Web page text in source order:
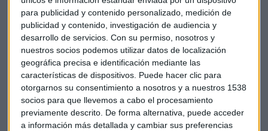
para publicidad y contenido personalizado, medición de
publicidad y contenido, investigación de audiencia y
desarrollo de servicios. Con su permiso, nosotros y
nuestros socios podemos utilizar datos de localización
geográfica precisa e identificación mediante las
características de dispositivos. Puede hacer clic para
otorgarnos su consentimiento a nosotros y a nuestros 1538
socios para que llevemos a cabo el procesamiento
previamente descrito. De forma alternativa, puede acceder
a información más detallada y cambiar sus preferencias
operaciones tradicionales como la venta de hardware,
sistemas operativos y software, cayó un 21% excluyendo el
impacto de la divisa.
El negocio mundial de servicios, que incluye sus actividades
de consultoría, registró una caída de los ingresos del 2,3%.
Para este año, IBM espera obtener un beneficio por acción
de al menos 12,35 dólares.